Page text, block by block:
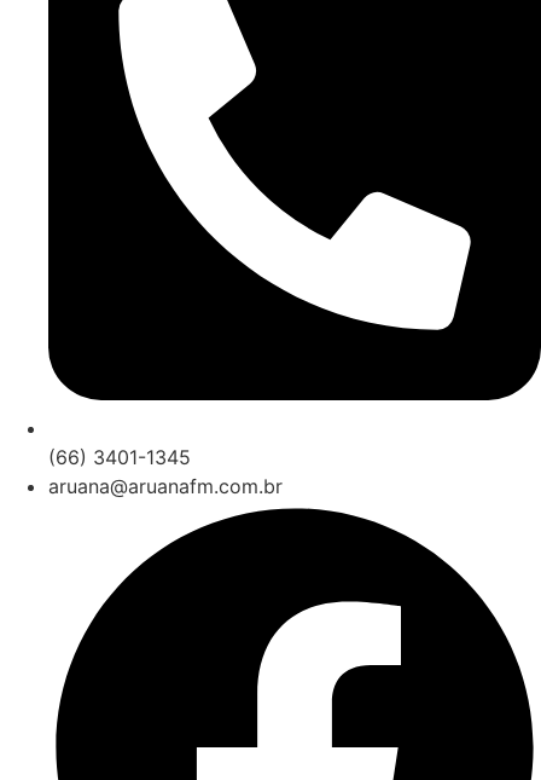
(66) 3401-1345
aruana@aruanafm.com.br